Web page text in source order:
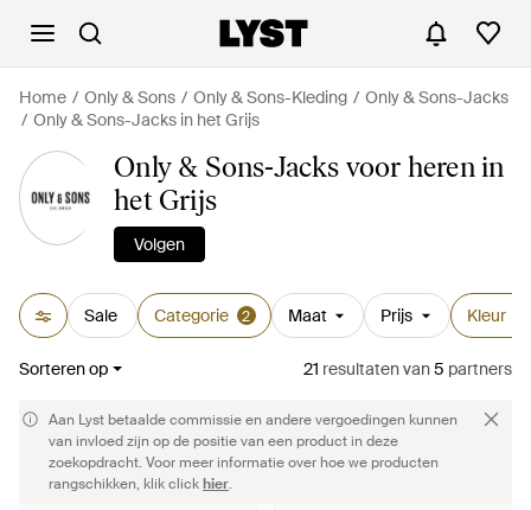
Home Only & Sons Only & Sons-Kleding
Only & Sons-Jacks
Only & Sons-Jacks in het Grijs
Only & Sons-Jacks voor heren in
het Grijs
Volgen
Sale Categorie 2 Maat Prijs Kleur
Sorteren op 21 resultatenvan5 partners
Aan Lyst betaalde commissie en andere vergoedingen kunnen
van invloed zijn op de positie van een product in deze
zoekopdracht. Voor meer informatie over hoe we producten
rangschikken, klik clickhier.